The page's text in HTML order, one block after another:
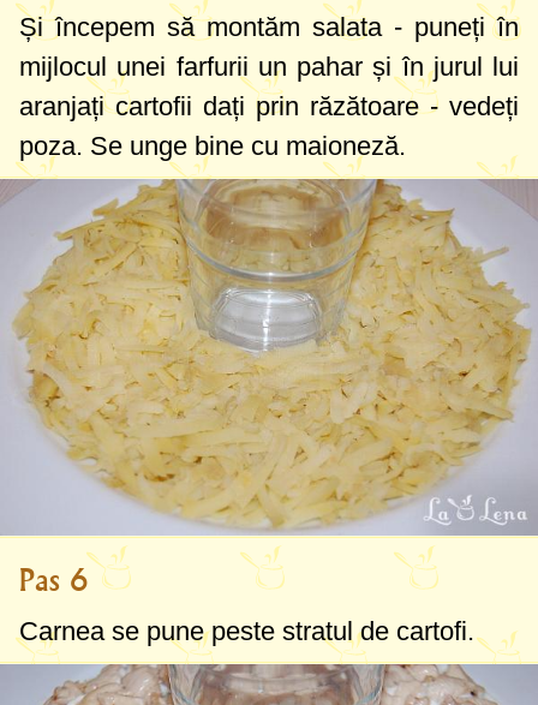
Și începem să montăm salata - puneți în
mijlocul unei farfurii un pahar și în jurul lui
aranjați cartofii dați prin răzătoare - vedeți
poza. Se unge bine cu maioneză.
Pas 6
Carnea se pune peste stratul de cartofi.